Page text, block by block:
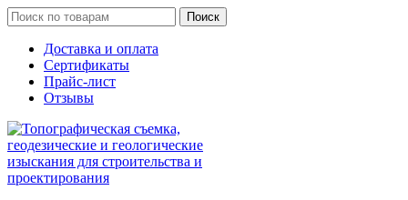
Поиск
Доставка и оплата
Сертификаты
Прайс-лист
Отзывы